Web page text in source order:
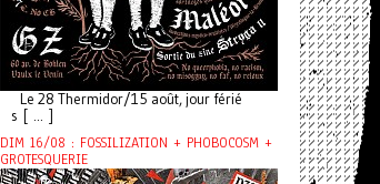
Le 28 Thermidor/15 août, jour férié
s [ ... ]
DIM 16/08 : FOSSILIZATION + PHOBOCOSM +
GROTESQUERIE